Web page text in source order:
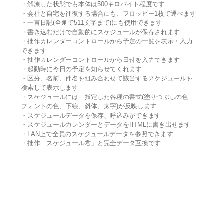
・解凍した状態でも本体は500キロバイト程度です
・会社と自宅を往復する場合にも、フロッピー1枚で運べます
・一言日記(全角で511文字まで)にも使用できます
・書き込むだけで自動的にスケジュールが保存されます
・拙作カレンダーコントロールから予定の一覧を表示・入力
できます
・拙作カレンダーコントロールから日付を入力できます
・起動時に今日の予定を知らせてくれます
・区分、名前、件名を組み合わせて該当するスケジュールを
検索して表示します
・スケジュールには、指定した各種の書式(塗りつぶしの色、
フォントの色、下線、斜体、太字)が反映します
・スケジュールデータを保存、呼込みができます
・スケジュールカレンダーとデータをHTMLに書き出せます
・LAN上で全員のスケジュールデータを参照できます
・拙作「スケジュール君」と完全データ互換です